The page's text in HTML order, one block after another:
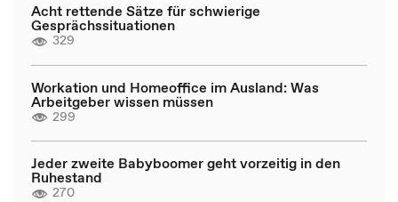
Acht rettende Sätze für schwierige
Gesprächssituationen
329
Workation und Homeoffice im Ausland: Was
Arbeitgeber wissen müssen
299
Jeder zweite Babyboomer geht vorzeitig in den
Ruhestand
270